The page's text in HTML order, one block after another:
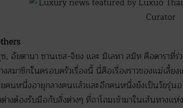
ซ, อัยตานา ซานเชส-จิยง และ มิเลทา สมิท คือดารา
สมาชิกในครอบครัวเรื่องนี้ นี่คือเรื่องราวของแม่เลี้
คนหนึ่งอายุกลางคนแล้วและอีกคนหนึ่งยังเป็นวัยรุ่
งต้องรับมือกับสิ่งต่างๆ ที่ถาโถมเข้ามาในเส้นทางแ